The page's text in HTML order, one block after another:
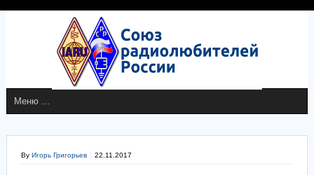
By Игорь Григорьев 22.11.2017